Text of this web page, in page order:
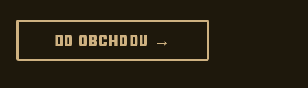
DO OBCHODU →